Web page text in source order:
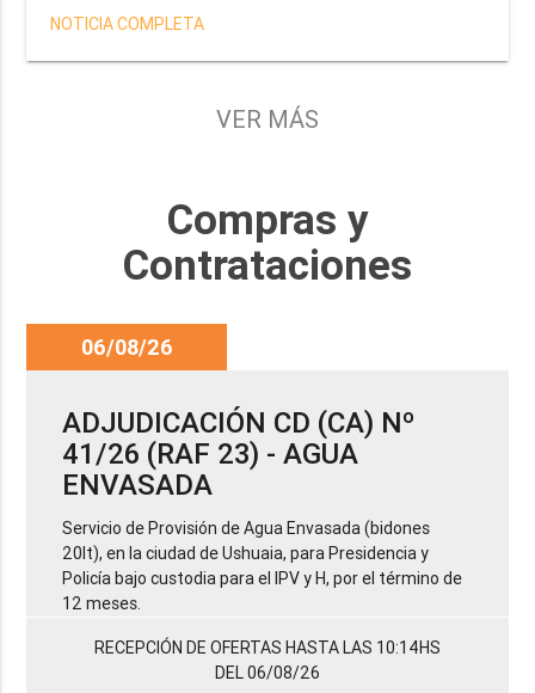
correspondientes a la operatoria especial anunciada por
el Gobernador Gustavo Melella, la cual tiene como
objetivo brindar una solución habitacional a docentes,
Provincia y del Servicio Penitenciario.
NOTICIA COMPLETA
VER MÁS
Compras y
Contrataciones
06/08/26
ADJUDICACIÓN CD (CA) Nº
41/26 (RAF 23) - AGUA
ENVASADA
Servicio de Provisión de Agua Envasada (bidones
20lt), en la ciudad de Ushuaia, para Presidencia y
Policía bajo custodia para el IPV y H, por el término de
12 meses.
RECEPCIÓN DE OFERTAS HASTA LAS 10:14HS
DEL 06/08/26